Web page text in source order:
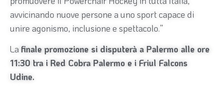
avvicinando nuove persone a uno sport capace di
unire agonismo, inclusione e spettacolo.”
La finale promozione si disputerà a Palermo alle ore
11:30 tra i Red Cobra Palermo e i Friul Falcons
Udine.